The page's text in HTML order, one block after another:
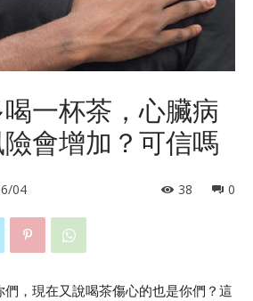
一杯茶，心臟病
會增加？可信嗎
04 0
38
，現在又說喝茶傷心的也是你們？這